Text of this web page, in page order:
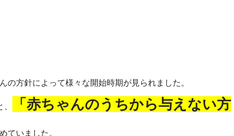
の方針によって様々な開始時期が見られました。
「赤ちゃんのうちから与えない方
ていました。